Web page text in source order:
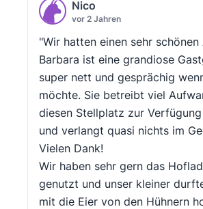
Nico
vor 2 Jahren
"Wir hatten einen sehr
Barbara ist eine grandiose
super nett und gesprächig
möchte. Sie betreibt viel
diesen Stellplatz zur
und verlangt quasi nichts im
Vielen Dank!
Wir haben sehr gern das
genutzt und unser kleiner
mit die Eier von den Hühnern